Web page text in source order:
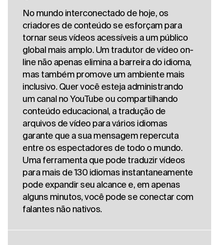
No mundo interconectado de hoje, os
criadores de conteúdo se esforçam para
tornar seus vídeos acessíveis a um público
global mais amplo. Um tradutor de vídeo on-
line não apenas elimina a barreira do idioma,
mas também promove um ambiente mais
inclusivo. Quer você esteja administrando
um canal no YouTube ou compartilhando
conteúdo educacional, a tradução de
arquivos de vídeo para vários idiomas
garante que a sua mensagem repercuta
entre os espectadores de todo o mundo.
Uma ferramenta que pode traduzir vídeos
para mais de 130 idiomas instantaneamente
pode expandir seu alcance e, em apenas
alguns minutos, você pode se conectar com
falantes não nativos.